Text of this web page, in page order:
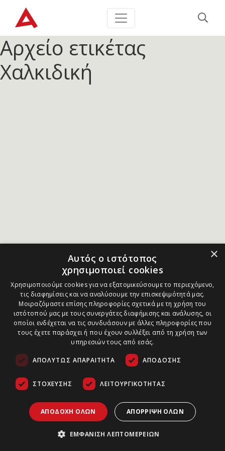
Αρχείο ετικέτας
Χαλκιδική
×
Αυτός ο ιστότοπος
χρησιμοποιεί cookies
Χρησιμοποιούμε cookies για να εξατομικεύσουμε το περιεχόμενο,
τις διαφημίσεις και να αναλύσουμε την επισκεψιμότητά μας.
Μοιραζόμαστε επίσης πληροφορίες σχετικά με τη χρήση του
ιστότοπού μας με τους συνεργάτες διαφήμισης και ανάλυσης, οι
οποίοι ενδέχεται να τις συνδυάσουν με άλλες πληροφορίες που
τους έχετε παράσχει ή που έχουν συλλέξει από τη χρήση των
υπηρεσιών τους από εσάς.
ΑΠΟΛΎΤΩΣ ΑΠΑΡΑΊΤΗΤΑ ΑΠΌΔΟΣΗΣ
ΣΤΌΧΕΥΣΗΣ ΛΕΙΤΟΥΡΓΙΚΌΤΗΤΑΣ
ΑΠΟΔΟΧΉ ΌΛΩΝ ΑΠΌΡΡΙΨΗ ΌΛΩΝ
ΕΜΦΆΝΙΣΗ ΛΕΠΤΟΜΕΡΕΙΏΝ